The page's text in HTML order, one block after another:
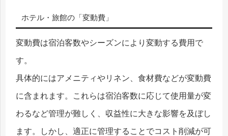
ホテル・旅館の「変動費」
変動費は宿泊客数やシーズンにより変動する費用で
す。
具体的にはアメニティやリネン、食材費などが変動費
に含まれます。これらは宿泊客数に応じて使用量が変
わるなど管理が難しく、収益性に大きな影響を及ぼし
ます。しかし、適正に管理することでコスト削減が可